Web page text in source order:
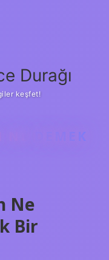
Durağı
keşfet!
NE DEMEK
Ne
Bir